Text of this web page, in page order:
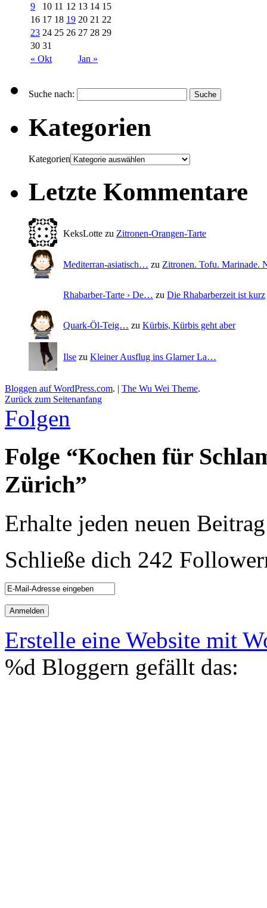
« Okt Jan »
9
10 11 12 13 14 15
16 17 18 19 20 21 22
23 24 25 26 27 28 29
30 31
Suche nach:
Kategorien
Kategorien
Letzte Kommentare
KeksLotte zu Zitronen-Orangen-Tarte
Mediterran-asiatisch… zu Zitronen. Tofu. Marinade.
Rhabarber-Tarte › De… zu Die Rhabarberzeit ist kurz
Quark-Öl-Teig… zu Kürbis, Kürbis geht aber
Ilse zu Kleiner Ausflug ins Glarner La…
Bloggen auf WordPress.com. | The Wu Wei Theme.
Zurück zum Seitenanfang
Folgen
Folge “Kochen für
Zürich”
Erhalte jeden neuen
Schließe dich 242
Erstelle eine Website mit
%d Bloggern gefällt das: